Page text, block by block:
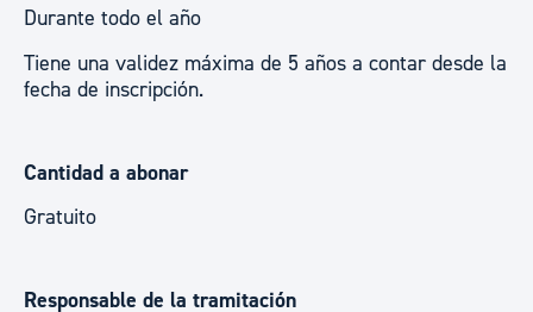
Durante todo el año
Tiene una validez máxima de 5 años a contar desde la
fecha de inscripción.
Cantidad a abonar
Gratuito
Responsable de la tramitación